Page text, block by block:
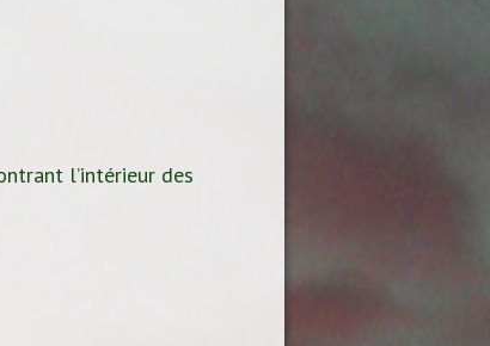
l’intérieur des